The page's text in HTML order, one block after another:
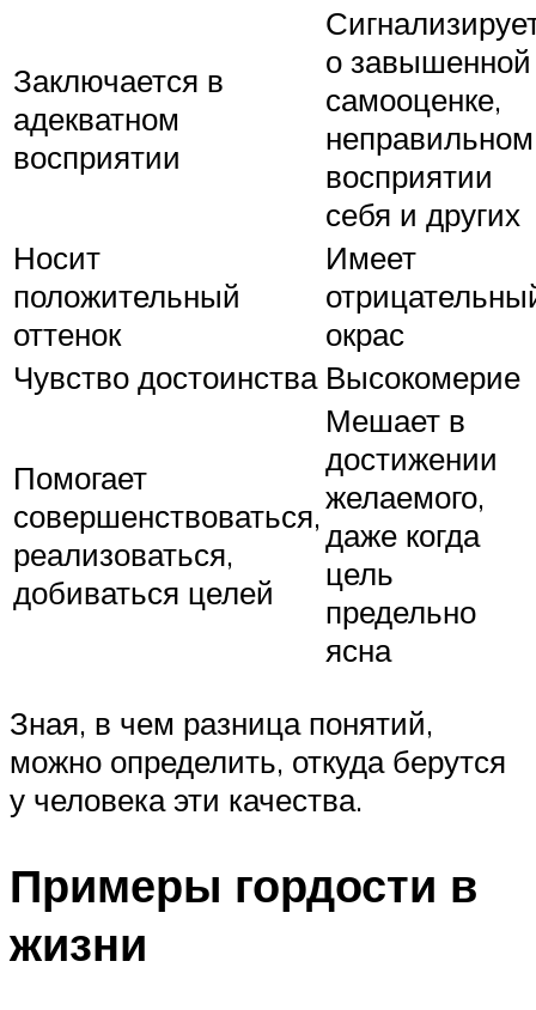
Заключается в
адекватном
восприятии
о завышенной
самооценке,
неправильном
восприятии
себя и других
Носит
положительный
оттенок
Имеет
окрас
Чувство достоинства Высокомерие
Помогает
совершенствоваться,
реализоваться,
добиваться целей
Мешает в
достижении
желаемого,
даже когда
цель
предельно
ясна
Зная, в чем разница понятий,
можно определить, откуда берутся
у человека эти качества.
Примеры гордости в
жизни